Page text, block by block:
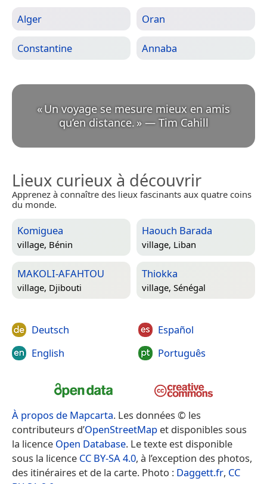
Alger Oran
Constantine Annaba
«Un voyage se mesure mieux en amis
qu’en distance. » — Tim Cahill
Lieux curieux à découvrir
Apprenez à connaître des lieux fascinants aux quatre coins
du monde.
Komiguea
village, Bénin
Haouch Barada
village, Liban
MAKOLI-AFAHTOU
village, Djibouti
Thiokka
village, Sénégal
Deutsch
English
Español
Português
À propos de Mapcarta. Les données © les
contributeurs d’OpenStreetMap et disponibles sous
la licence Open Database. Le texte est disponible
sous la licence CC BY-SA 4.0, à l’exception des photos,
des itinéraires et de la carte. Photo : Daggett.fr, CC